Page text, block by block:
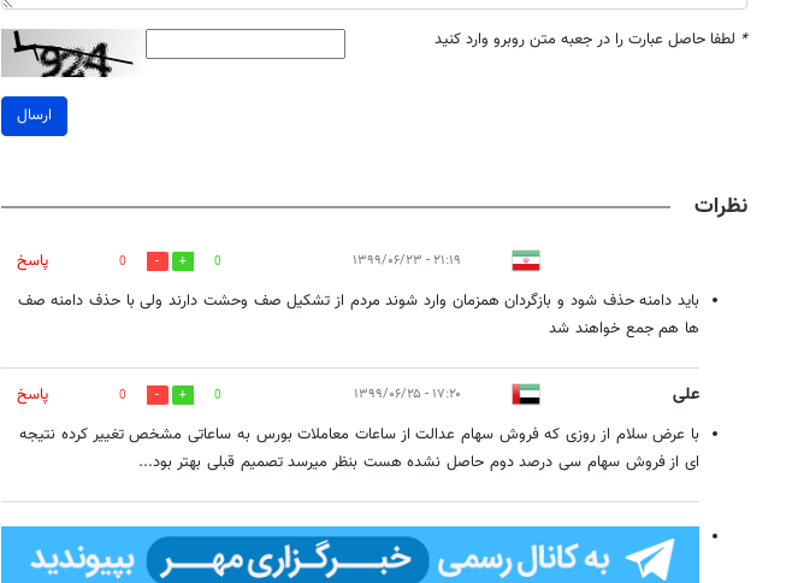
* لطفا حاصل عبارت را در جعبه متن روبرو وارد کنید
ارسال
نظرات
۲۱:۱۹ - ۱۳۹۹/۰۶/۲۳ 0
0
پاسخ
باید دامنه حذف شود و بازگردان همزمان وارد شوند مردم از تشکیل صف وحشت دارند ولی با حذف دامنه صف
ها هم جمع خواهند شد
علی ۱۷:۲۰ - ۱۳۹۹/۰۶/۲۵ 0
0
پاسخ
با عرض سلام از روزی که فروش سهام عدالت از ساعات معاملات بورس به ساعاتی مشخص تغییر کرده نتیجه
ای از فروش سهام سی درصد دوم حاصل نشده هست بنظر میرسد تصمیم قبلی بهتر بود...